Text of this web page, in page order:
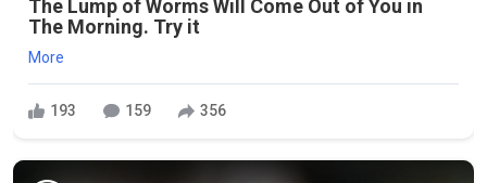
The Lump of Worms Will Come Out of You in
The Morning. Try it
More
193 159 356